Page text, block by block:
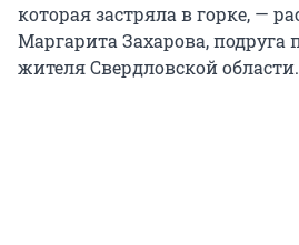
которая застряла в горке, —
Маргарита Захарова, подруга
жителя Свердловской области.